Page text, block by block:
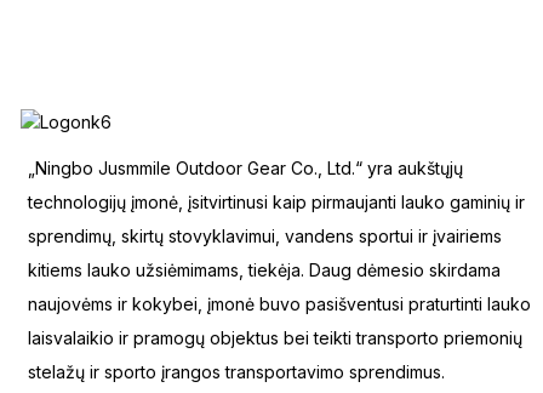
„Ningbo Jusmmile Outdoor Gear Co., Ltd.“ yra aukštųjų
technologijų įmonė, įsitvirtinusi kaip pirmaujanti lauko gaminių ir
sprendimų, skirtų stovyklavimui, vandens sportui ir įvairiems
kitiems lauko užsiėmimams, tiekėja. Daug dėmesio skirdama
naujovėms ir kokybei, įmonė buvo pasišventusi praturtinti lauko
laisvalaikio ir pramogų objektus bei teikti transporto priemonių
stelažų ir sporto įrangos transportavimo sprendimus.